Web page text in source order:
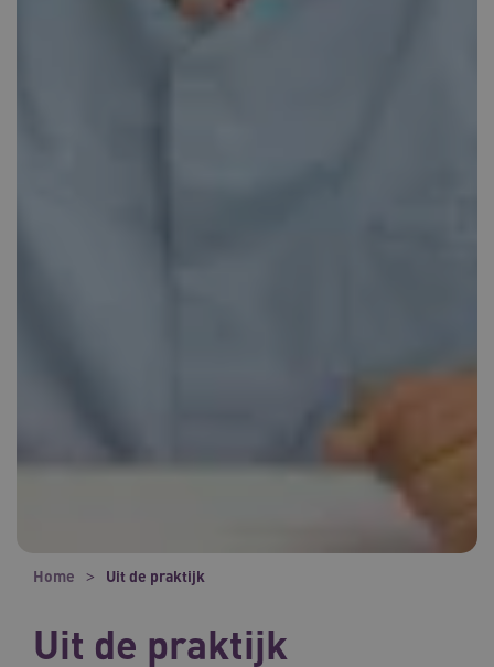
Home Uit de praktijk
Uit de praktijk